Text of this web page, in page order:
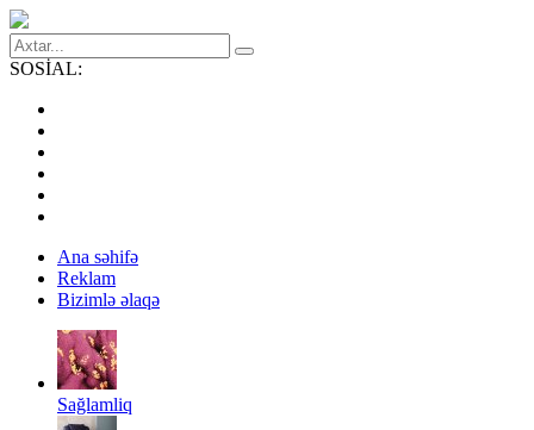
SOSİAL:
Ana səhifə
Reklam
Bizimlə əlaqə
Sağlamliq